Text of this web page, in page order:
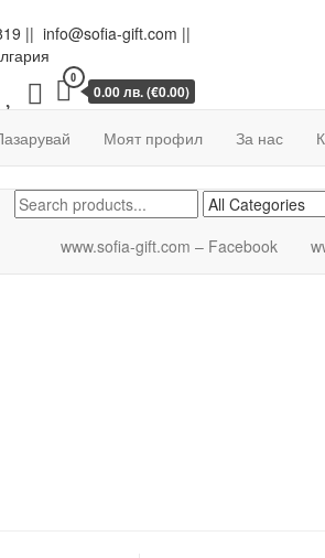
|| info@sofia-gift.com ||
0
0.00 лв. (€0.00)
Моят профил За нас
www.sofia-gift.com – Facebook